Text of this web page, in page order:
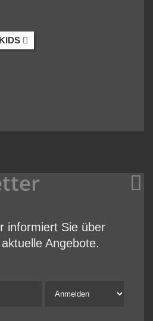
KIDS
informiert Sie über
Angebote.